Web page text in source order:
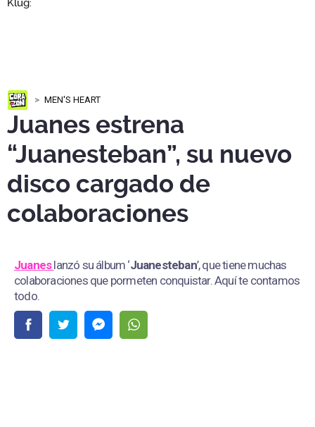
MEN'S HEART
Juanes estrena
“Juanesteban”, su nuevo
disco cargado de
colaboraciones
Juaneslanzó su álbum ‘Juanesteban’, que tiene muchas
colaboraciones que pormeten conquistar. Aquí te contamos
todo.